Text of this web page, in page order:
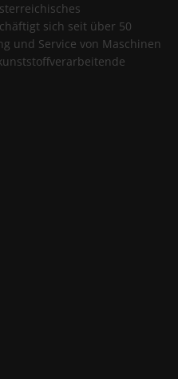
sich seit über 50
und Service von Maschinen